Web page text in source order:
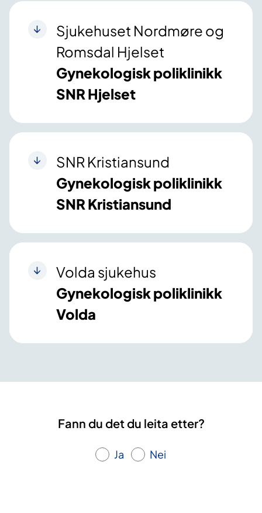
Sjukehuset Nordmøre og
Romsdal Hjelset
Gynekologisk poliklinikk
SNR Hjelset
SNR Kristiansund
Gynekologisk poliklinikk
SNR Kristiansund
Volda sjukehus
Gynekologisk poliklinikk
Volda
Fann du det du leita etter?
Ja Nei